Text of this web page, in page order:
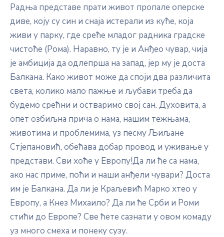
Радња представе прати живот пропале оперске
диве, коју су син и снаја истерали из куће, која
живи у парку, где среће младог радника градске
чистоће (Рома). Наравно, ту је и Анђео чувар, чија
је амбиција да одлепрша на запад, јер му је доста
Балкана. Како живот може да споји два различита
света, колико мало пажње и љубави треба да
будемо срећни и остваримо свој сан. Духовита, а
опет озбиљна прича о нама, нашим тежњама,
животима и проблемима, уз песму Љиљане
Стјепановић, обећава добар провод и уживање у
представи. Сви хоће у Европу!Да ли ће са нама,
ако нас приме, поћи и наши анђели чувари? Доста
им је Балкана. Да ли је Краљевић Марко хтео у
Европу, а Кнез Михаило? Да ли ће Срби и Роми
стићи до Европе? Све ћете сазнати у овом комаду
уз много смеха и понеку сузу.